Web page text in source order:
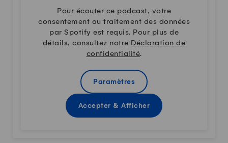
Pour écouter ce podcast, votre
consentement au traitement des données
par Spotify est requis. Pour plus de
détails, consultez notre Déclaration de
confidentialité.
Paramètres
Accepter & Afficher